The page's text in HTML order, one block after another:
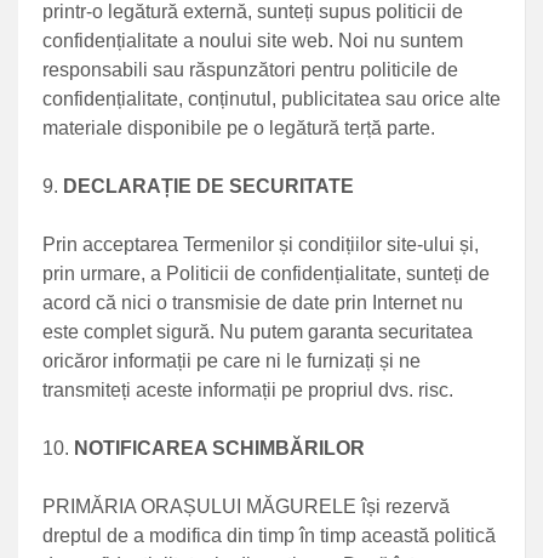
printr-o legătură externă, sunteți supus politicii de
confidențialitate a noului site web. Noi nu suntem
responsabili sau răspunzători pentru politicile de
confidențialitate, conținutul, publicitatea sau orice alte
materiale disponibile pe o legătură terță parte.
DECLARAȚIE DE SECURITATE
Prin acceptarea Termenilor și condițiilor site-ului și,
prin urmare, a Politicii de confidențialitate, sunteți de
acord că nici o transmisie de date prin Internet nu
este complet sigură. Nu putem garanta securitatea
oricăror informații pe care ni le furnizați și ne
transmiteți aceste informații pe propriul dvs. risc.
NOTIFICAREA SCHIMBĂRILOR
PRIMĂRIA ORAȘULUI MĂGURELE își rezervă
dreptul de a modifica din timp în timp această politică